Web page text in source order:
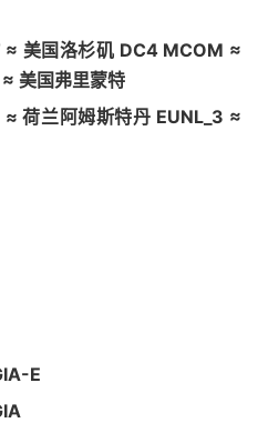
≈ 美国洛杉矶 DC4 MCOM ≈
美国弗里蒙特
荷兰阿姆斯特丹 EUNL_3 ≈
E